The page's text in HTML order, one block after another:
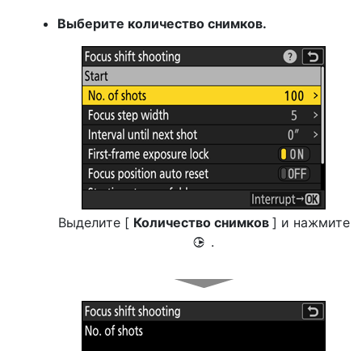
Выберите количество снимков.
Выделите [ Количество снимков ] и нажмите
2 .